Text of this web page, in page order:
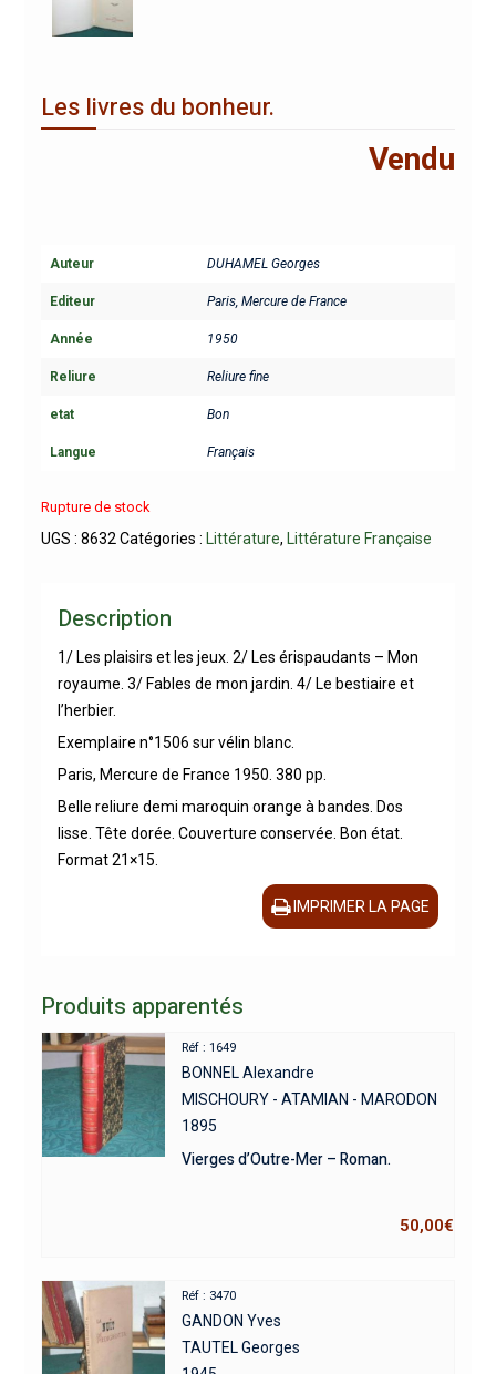
Les livres du bonheur.
Vendu
Auteur DUHAMEL Georges
Editeur Paris, Mercure de France
Année 1950
Reliure Reliure fine
etat Bon
Langue Français
Rupture de stock
UGS : 8632 Catégories : Littérature, Littérature Française
Description
1/ Les plaisirs et les jeux. 2/ Les érispaudants – Mon
royaume. 3/ Fables de mon jardin. 4/ Le bestiaire et
l’herbier.
Exemplaire n°1506 sur vélin blanc.
Paris, Mercure de France 1950. 380 pp.
Belle reliure demi maroquin orange à bandes. Dos
lisse. Tête dorée. Couverture conservée. Bon état.
Format 21×15.
IMPRIMER LA PAGE
Produits apparentés
Réf : 1649
BONNEL Alexandre
MISCHOURY - ATAMIAN - MARODON
1895
Vierges d’Outre-Mer – Roman.
50,00€
Réf : 3470
GANDON Yves
TAUTEL Georges